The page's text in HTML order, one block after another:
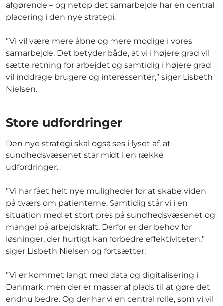
afgørende – og netop det samarbejde har en central
placering i den nye strategi.
”Vi vil være mere åbne og mere modige i vores
samarbejde. Det betyder både, at vi i højere grad vil
sætte retning for arbejdet og samtidig i højere grad
vil inddrage brugere og interessenter,” siger Lisbeth
Nielsen.
Store udfordringer
Den nye strategi skal også ses i lyset af, at
sundhedsvæsenet står midt i en række
udfordringer.
”Vi har fået helt nye muligheder for at skabe viden
på tværs om patienterne. Samtidig står vi i en
situation med et stort pres på sundhedsvæsenet og
mangel på arbejdskraft. Derfor er der behov for
løsninger, der hurtigt kan forbedre effektiviteten,”
siger Lisbeth Nielsen og fortsætter:
”Vi er kommet langt med data og digitalisering i
Danmark, men der er masser af plads til at gøre det
endnu bedre. Og der har vi en central rolle, som vi vil